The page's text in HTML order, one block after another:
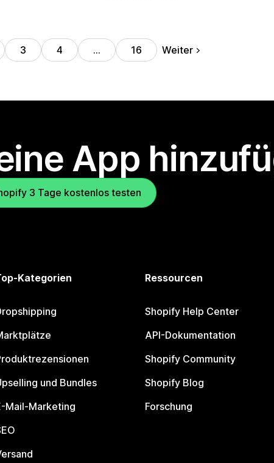
3 4 … 16 Weiter
App
3 Tage kostenlos testen
Kategorien
und Bundles
Mail-Marketing
Ressourcen
Shopify Help Center
API-Dokumentation
Shopify Community
Shopify Blog
Forschung